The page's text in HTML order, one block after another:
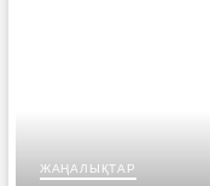
ЖАҢАЛЫҚТАР